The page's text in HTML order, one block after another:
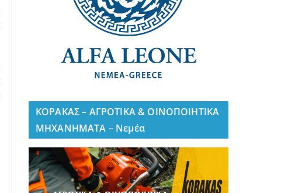
ΚΟΡΑΚΑΣ – ΑΓΡΟΤΙΚΑ & ΟΙΝΟΠΟΙΗΤΙΚΑ
ΜΗΧΑΝΗΜΑΤΑ – Νεμέα